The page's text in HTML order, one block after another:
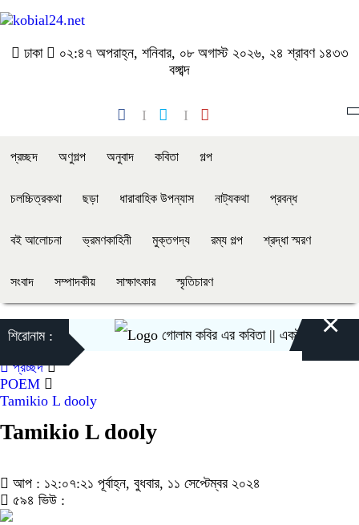
ঢাকা
০২:৪৭ অপরাহ্ন, শনিবার, ০৮ অগাস্ট ২০২৬, ২৪ শ্রাবণ ১৪৩৩
বঙ্গাব্দ
প্রচ্ছদ অণুগল্প অনুবাদ কবিতা গল্প
চলচ্চিত্রকথা ছড়া ধারাবাহিক উপন্যাস নাট্যকথা প্রবন্ধ
বই আলোচনা ভ্রমণকাহিনী মুক্তগদ্য রম্য গল্প শ্রদ্ধা স্মরণ
সংবাদ সম্পাদকীয় সাক্ষাৎকার স্মৃতিচারণ
শিরোনাম : গোলাম কবির এর কবিতা || একটা কাঙ্ক্ষিত×
প্রচ্ছদ
POEM
Tamikio L dooly
Tamikio L dooly
আপ : ১২:০৭:২১ পূর্বাহ্ন, বুধবার, ১১ সেপ্টেম্বর ২০২৪
৫৯৪ ভিউ :